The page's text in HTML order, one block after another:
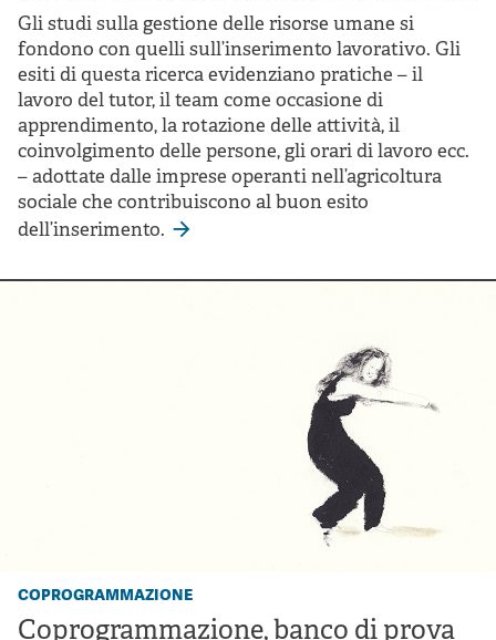
Gli studi sulla gestione delle risorse umane si
fondono con quelli sull’inserimento lavorativo. Gli
esiti di questa ricerca evidenziano pratiche – il
lavoro del tutor, il team come occasione di
apprendimento, la rotazione delle attività, il
coinvolgimento delle persone, gli orari di lavoro ecc.
– adottate dalle imprese operanti nell’agricoltura
sociale che contribuiscono al buon esito
dell’inserimento.
coprogrammazione
Coprogrammazione, banco di prova